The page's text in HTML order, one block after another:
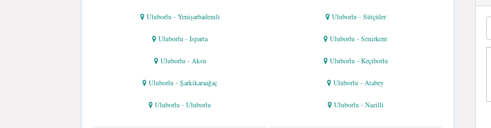
Uluborlu - Yenişarbademli Uluborlu - Sütçüler
Uluborlu - Isparta Uluborlu - Senirkent
Uluborlu - Aksu Uluborlu - Keçiborlu
Uluborlu - Şarkikaraağaç Uluborlu - Atabey
Uluborlu - Uluborlu Uluborlu - Nazilli